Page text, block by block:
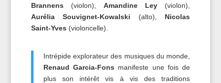
Brannens (violon), Amandine Ley (violon),
Aurélia Souvignet-Kowalski (alto), Nicolas
Saint-Yves (violoncelle).
Intrépide explorateur des musiques du monde,
Renaud Garcia-Fons manifeste une fois de
plus son intérêt vis à vis des traditions